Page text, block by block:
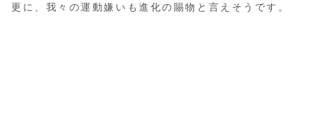
更に、我々の運動嫌いも進化の賜物と言えそうです。